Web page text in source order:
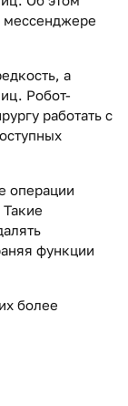
мессенджере
а
Робот-
работать с
операции
функции
более